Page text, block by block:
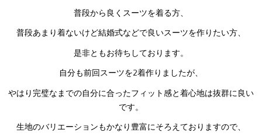
普段から良くスーツを着る方、
普段あまり着ないけど結婚式などで良いスーツを作りたい方、
是非ともお待ちしております。
自分も前回スーツを2着作りましたが、
やはり完璧なまでの自分に合ったフィット感と着心地は抜群に良い
です。
生地のバリエーションもかなり豊富にそろえておりますので、